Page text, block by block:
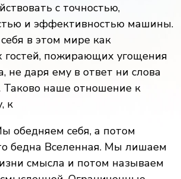
с точностью,
и эффективностью машины.
в этом мире как
гостей, пожирающих угощения
не даря ему в ответ ни слова
Таково наше отношение к
к
обедняем себя, а потом
бедна Вселенная. Мы лишаем
смысла и потом называем